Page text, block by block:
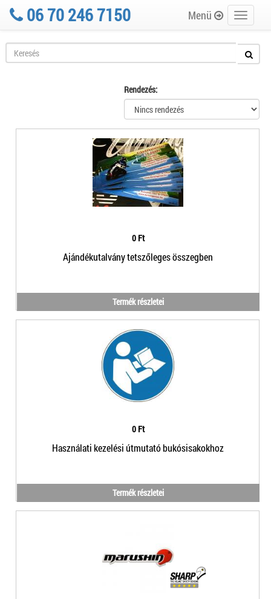
Toggle
06 70 246 7150 Menü
Rendezés:
0 Ft
Ajándékutalvány tetszőleges összegben
Termék részletei
0 Ft
Használati kezelési útmutató bukósisakokhoz
Termék részletei